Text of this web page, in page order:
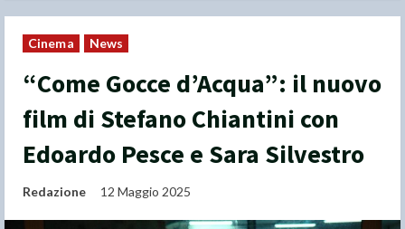
Cinema News
“Come Gocce d’Acqua”: il nuovo
film di Stefano Chiantini con
Edoardo Pesce e Sara Silvestro
Redazione 12 Maggio 2025